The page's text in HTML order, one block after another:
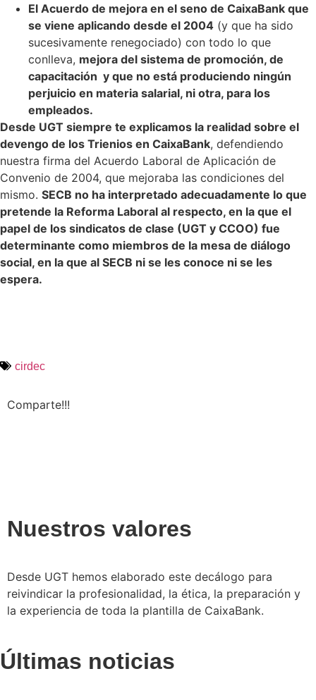
El Acuerdo de mejora en el seno de CaixaBank que
se viene aplicando desde el 2004 (y que ha sido
sucesivamente renegociado) con todo lo que
conlleva, mejora del sistema de promoción, de
capacitación y que no está produciendo ningún
perjuicio en materia salarial, ni otra, para los
empleados.
Desde UGT siempre te explicamos la realidad sobre el
devengo de los Trienios en CaixaBank, defendiendo
nuestra firma del Acuerdo Laboral de Aplicación de
Convenio de 2004, que mejoraba las condiciones del
mismo. SECB no ha interpretado adecuadamente lo que
pretende la Reforma Laboral al respecto, en la que el
papel de los sindicatos de clase (UGT y CCOO) fue
determinante como miembros de la mesa de diálogo
social, en la que al SECB ni se les conoce ni se les
espera.
cirdec
Comparte!!!
Nuestros valores
Desde UGT hemos elaborado este decálogo para
reivindicar la profesionalidad, la ética, la preparación y
la experiencia de toda la plantilla de CaixaBank.
Últimas noticias